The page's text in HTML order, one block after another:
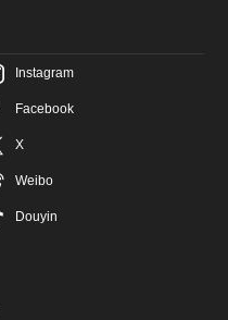
바
글
이
Instagram
Facebook
X
Weibo
Douyin